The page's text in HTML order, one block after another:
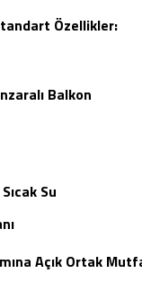
Özellikler:
Balkon
Su
Açık Ortak